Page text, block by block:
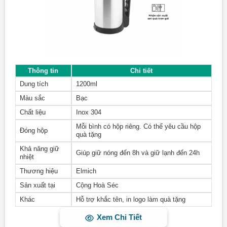
của thức ăn và nước uống. Lớp giữa là môi trường chân
không cách nhiệt, giúp cho nhiệt độ không bị thất thoát ra
môi trường bên ngoài hay ngược lại, cho lớp vỏ phích luôn
khi va đập, mà còn có thể dễ dàng chùi rửa và làm sạch
mỗi khi bám bẩn.
Thông tin
Chi tiết
Dung tích
1200ml
Màu sắc
Bạc
Chất liệu
Inox 304
Đóng hộp
Mỗi bình có hộp riêng. Có thể yêu cầu hộp
quà tặng
Khả năng giữ
nhiệt
Giúp giữ nóng đến 8h và giữ lạnh đến 24h
Thương hiệu
Elmich
Sản xuất tại
Cộng Hoà Séc
Khác
Hỗ trợ khắc tên, in logo làm quà tặng
Xem Chi Tiết